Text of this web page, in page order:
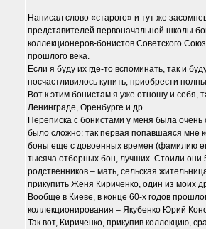
Написал слово «старого» и тут же
представителей первоначальной школы
коллекционеров-бонистов Советского
прошлого века.
Если я буду их где-то вспоминать, так и
посчастливилось купить, приобрести
Вот к этим бонистам я уже отношу и себя,
Ленинграде, Оренбурге и др.
Переписка с бонистами у меня была
было сложно: так первая попавшаяся мне
боны еще с довоенных времен (фамилию
тысяча отборных бон, лучших. Стоили они
родственников – мать, сельская
прикупить Женя Кириченко, один из моих
Вообще в Киеве, в конце 60-х годов
коллекционирования – Якубенко Юрий
Так вот, Кириченко, прикупив коллекцию,